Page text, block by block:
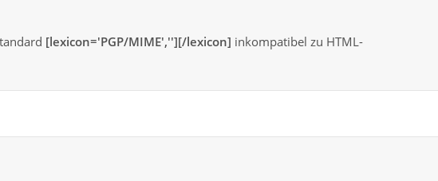
[lexicon='PGP/MIME',''][/lexicon] inkompatibel zu HTML-